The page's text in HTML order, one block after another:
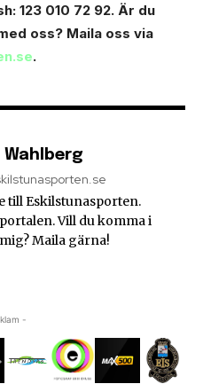
123 010 72 92. Är du
oss? Maila oss via
.
till Eskilstunasporten.
Vill du komma i
Maila gärna!
-